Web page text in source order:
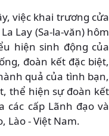
việc khai trương cửa
Lay (Sa-la-văn) hôm
hiện sinh động của
đoàn kết đặc biệt,
quả của tình bạn,
thể hiện sự đoàn kết
cấp Lãnh đạo và
Lào - Việt Nam.